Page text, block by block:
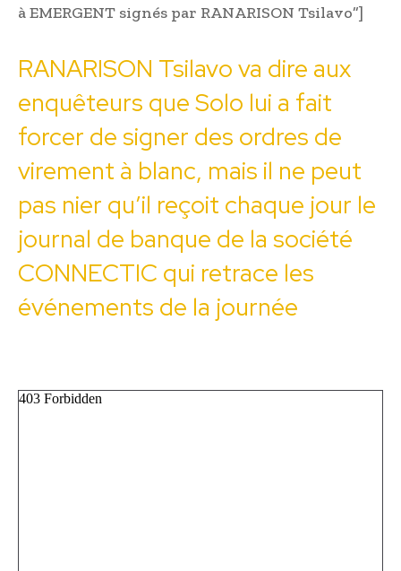
à EMERGENT signés par RANARISON Tsilavo”]
RANARISON Tsilavo va dire aux
enquêteurs que Solo lui a fait
forcer de signer des ordres de
virement à blanc, mais il ne peut
pas nier qu’il reçoit chaque jour le
journal de banque de la société
CONNECTIC qui retrace les
événements de la journée